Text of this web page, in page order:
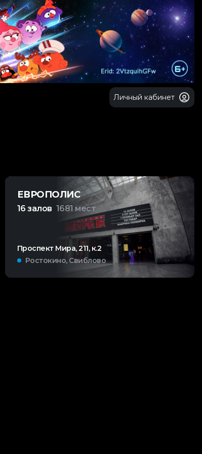
Личный кабинет
ЕВРОПОЛИС
16 залов 1681 мест
Проспект Мира, 211, к.2
Ростокино, Свиблово